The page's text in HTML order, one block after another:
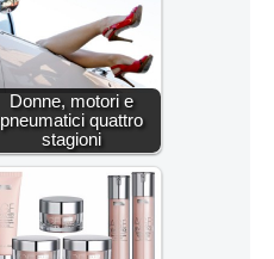
Donne, motori e
pneumatici quattro
stagioni